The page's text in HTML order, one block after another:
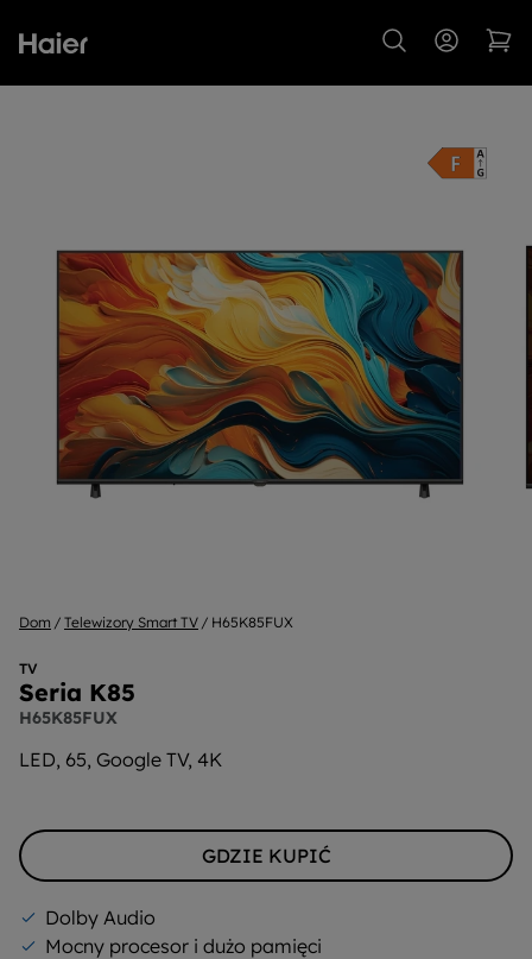
Dom Telewizory Smart TV H65K85FUX
TV
Seria K85
H65K85FUX
LED, 65, Google TV, 4K
GDZIE KUPIĆ
Dolby Audio
Mocny procesor i dużo pamięci